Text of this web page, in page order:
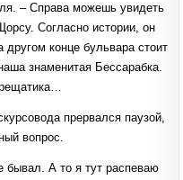
– Справа можешь увидеть
Согласно истории, он
конце бульвара стоит
знаменитая Бессарабка.
прервался паузой,
вопрос.
А то я тут распеваю